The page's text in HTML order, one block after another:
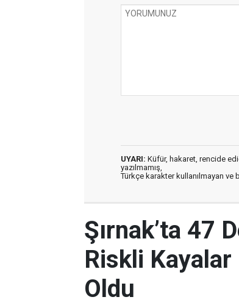
UYARI: Küfür, hakaret, rencide
yazılmamış,
Türkçe karakter kullanılmayan ve
Şırnak’ta 47
Riskli
Oldu